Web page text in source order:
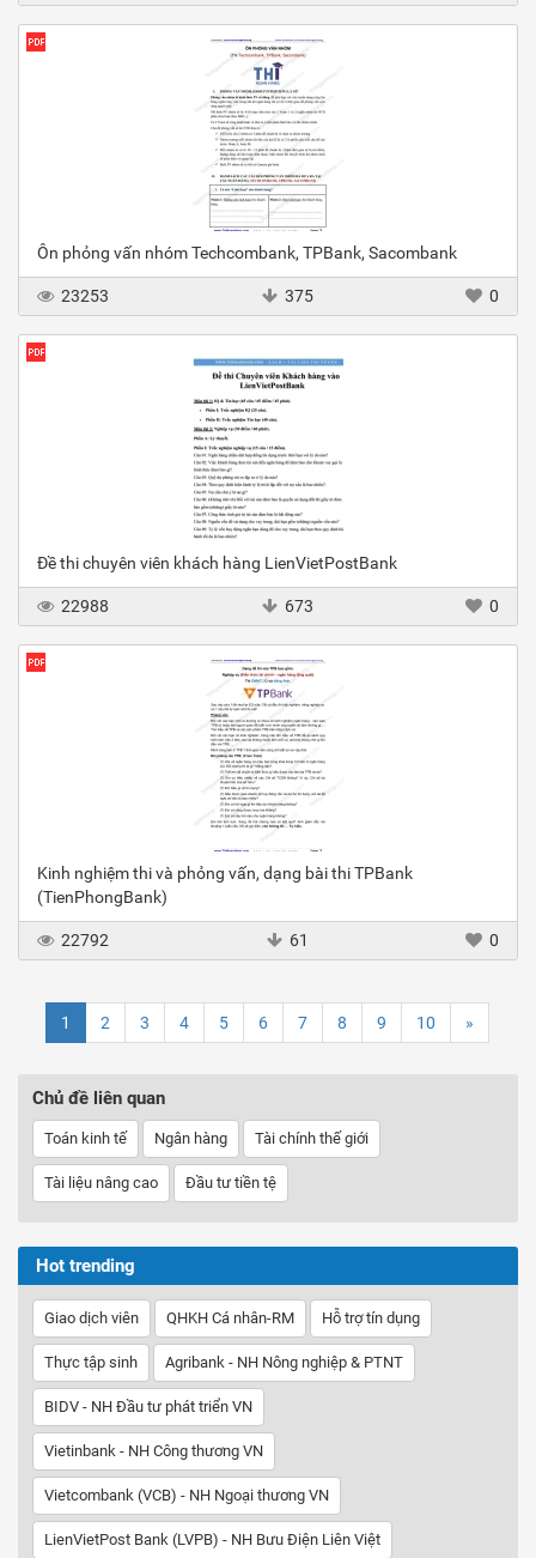
Ôn phỏng vấn nhóm Techcombank, TPBank, Sacombank
23253 375 0
Đề thi chuyên viên khách hàng LienVietPostBank
22988 673 0
Kinh nghiệm thi và phỏng vấn, dạng bài thi TPBank
(TienPhongBank)
22792 61 0
1 2 3 4 5 6 7 8 9 10 »
Chủ đề liên quan
Toán kinh tế Ngân hàng Tài chính thế giới
Tài liệu nâng cao Đầu tư tiền tệ
Hot trending
Giao dịch viên QHKH Cá nhân-RM Hỗ trợ tín dụng
Thực tập sinh Agribank - NH Nông nghiệp & PTNT
BIDV - NH Đầu tư phát triển VN
Vietinbank - NH Công thương VN
Vietcombank (VCB) - NH Ngoại thương VN
LienVietPost Bank (LVPB) - NH Bưu Điện Liên Việt